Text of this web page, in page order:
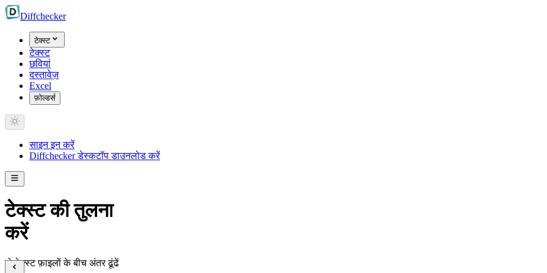
Diffchecker
टेक्स्ट
टेक्स्ट
छवियां
दस्तावेज़
Excel
फ़ोल्डर्स
साइन इन करें
Diffchecker डेस्कटॉप डाउनलोड करें
टेक्स्ट की तुलना
करें
दो टेक्स्ट फ़ाइलों के बीच अंतर ढूंढें